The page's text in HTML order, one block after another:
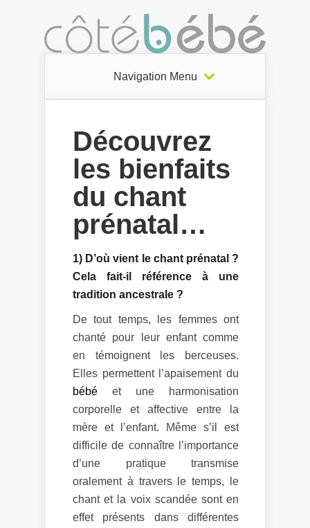
Navigation Menu
Découvrez
les bienfaits
du chant
prénatal…
1) D’où vient le chant prénatal ?
Cela fait-il référence à une
tradition ancestrale ?
De tout temps, les femmes ont
chanté pour leur enfant comme
en témoignent les berceuses.
Elles permettent l’apaisement du
bébé et une harmonisation
corporelle et affective entre la
mère et l’enfant. Même s’il est
difficile de connaître l’importance
d’une pratique transmise
oralement à travers le temps, le
chant et la voix scandée sont en
effet présents dans différentes